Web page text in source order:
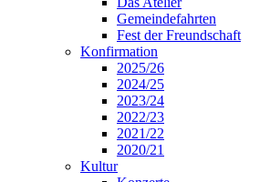
Gemeindefahrten
Fest der Freundschaft
Konfirmation
2025/26
2024/25
2023/24
2022/23
2021/22
2020/21
Kultur